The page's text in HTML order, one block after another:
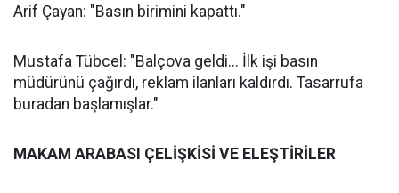
Arif Çayan: "Basın birimini kapattı."
Mustafa Tübcel: "Balçova geldi... İlk işi basın
müdürünü çağırdı, reklam ilanları kaldırdı. Tasarrufa
buradan başlamışlar."
MAKAM ARABASI ÇELİŞKİSİ VE ELEŞTİRİLER